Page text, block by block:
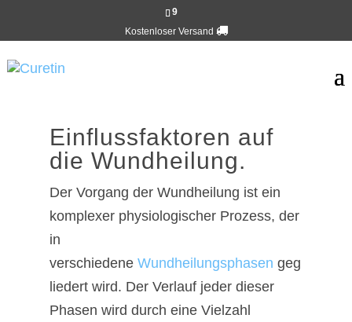
9
Kostenloser Versand
Einflussfaktoren auf
die Wundheilung.
Der Vorgang der Wundheilung ist ein
komplexer physiologischer Prozess, der
in
verschiedene Wundheilungsphasen geg
liedert wird. Der Verlauf jeder dieser
Phasen wird durch eine Vielzahl